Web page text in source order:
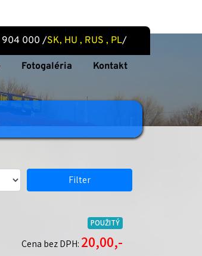
904 000 /SK, HU , RUS , PL/
Fotogaléria
Kontakt
Filter
POUŽITÝ
Cena bez DPH: 20,00,-